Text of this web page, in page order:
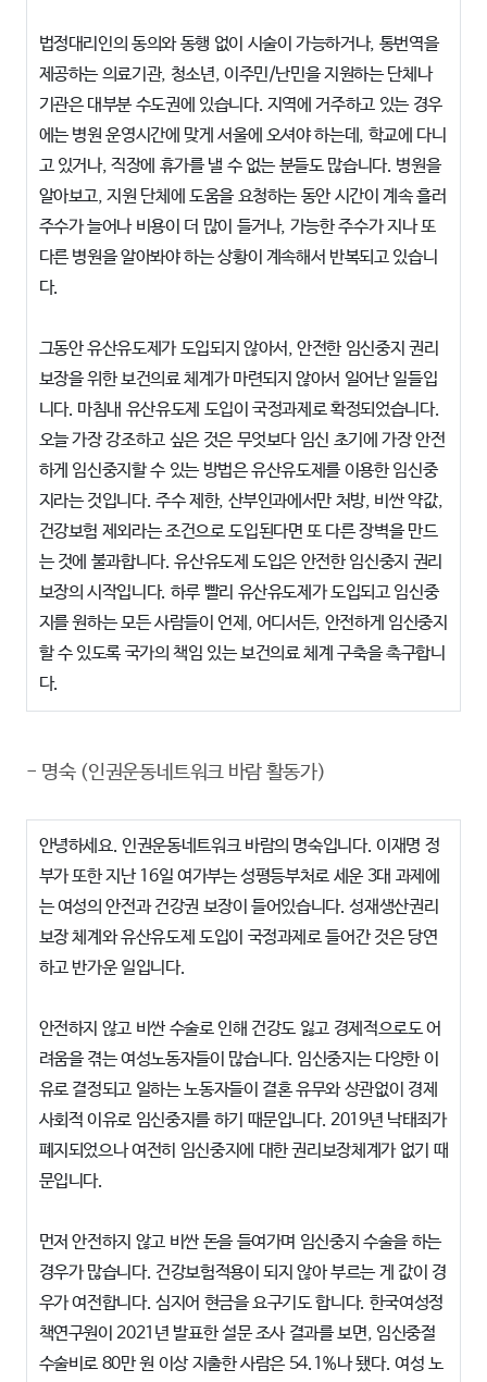
법정대리인의 동의와 동행 없이 시술이 가능하거나, 통번역을
제공하는 의료기관, 청소년, 이주민/난민을 지원하는 단체나
기관은 대부분 수도권에 있습니다. 지역에 거주하고 있는 경우
에는 병원 운영시간에 맞게 서울에 오셔야 하는데, 학교에 다니
고 있거나, 직장에 휴가를 낼 수 없는 분들도 많습니다. 병원을
알아보고, 지원 단체에 도움을 요청하는 동안 시간이 계속 흘러
주수가 늘어나 비용이 더 많이 들거나, 가능한 주수가 지나 또
다른 병원을 알아봐야 하는 상황이 계속해서 반복되고 있습니
다.
그동안 유산유도제가 도입되지 않아서, 안전한 임신중지 권리
보장을 위한 보건의료 체계가 마련되지 않아서 일어난 일들입
니다. 마침내 유산유도제 도입이 국정과제로 확정되었습니다.
오늘 가장 강조하고 싶은 것은 무엇보다 임신 초기에 가장 안전
하게 임신중지할 수 있는 방법은 유산유도제를 이용한 임신중
지라는 것입니다. 주수 제한, 산부인과에서만 처방, 비싼 약값,
건강보험 제외라는 조건으로 도입된다면 또 다른 장벽을 만드
는 것에 불과합니다. 유산유도제 도입은 안전한 임신중지 권리
보장의 시작입니다. 하루 빨리 유산유도제가 도입되고 임신중
지를 원하는 모든 사람들이 언제, 어디서든, 안전하게 임신중지
할 수 있도록 국가의 책임 있는 보건의료 체계 구축을 촉구합니
다.
- 명숙 (인권운동네트워크 바람 활동가)
안녕하세요. 인권운동네트워크 바람의 명숙입니다. 이재명 정
부가 또한 지난 16일 여가부는 성평등부처로 세운 3대 과제에
는 여성의 안전과 건강권 보장이 들어있습니다. 성재생산권리
보장 체계와 유산유도제 도입이 국정과제로 들어간 것은 당연
하고 반가운 일입니다.
안전하지 않고 비싼 수술로 인해 건강도 잃고 경제적으로도 어
려움을 겪는 여성노동자들이 많습니다. 임신중지는 다양한 이
유로 결정되고 일하는 노동자들이 결혼 유무와 상관없이 경제
사회적 이유로 임신중지를 하기 때문입니다. 2019년 낙태죄가
폐지되었으나 여전히 임신중지에 대한 권리보장체계가 없기 때
문입니다.
먼저 안전하지 않고 비싼 돈을 들여가며 임신중지 수술을 하는
경우가 많습니다. 건강보험적용이 되지 않아 부르는 게 값이 경
우가 여전합니다. 심지어 현금을 요구기도 합니다. 한국여성정
책연구원이 2021년 발표한 설문 조사 결과를 보면, 임신중절
수술비로 80만 원 이상 지출한 사람은 54.1%나 됐다. 여성 노